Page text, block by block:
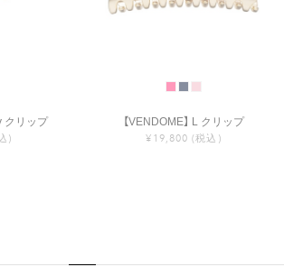
クリップ
)
【VENDOME】 L クリップ
¥19,800 (税込)